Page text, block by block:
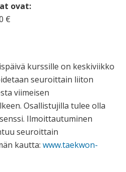
ovat:
€
kurssille on keskiviikko
seuroittain liiton
viimeisen
Osallistujilla tulee olla
Ilmoittautuminen
seuroittain
kautta: www.taekwon-